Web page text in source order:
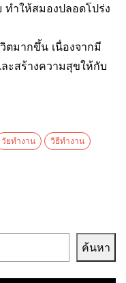
ทำให้สมองปลอดโปร่ง
ตมากขึ้น เนื่องจากมี
ะสร้างความสุขให้กับ
วัยทำงาน วิธีทำงาน
ค้นหา